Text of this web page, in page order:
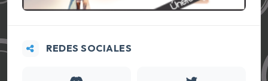
REDES SOCIALES